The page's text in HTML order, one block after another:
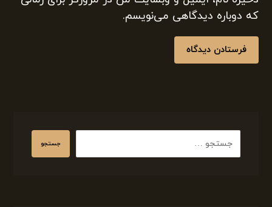
که دوباره دیدگاهی می‌نویسم.
فرستادن دیدگاه
جستجو